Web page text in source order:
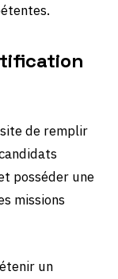
de remplir
posséder une
missions
un